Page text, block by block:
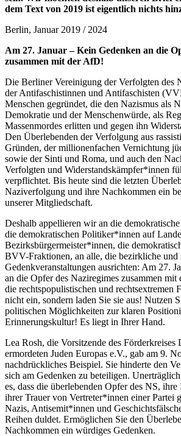
dem Text von 2019 ist eigentlich nichts
Berlin, Januar 2019 / 2024
Am 27. Januar – Kein Gedenken an die
zusammen mit der AfD!
Die Berliner Vereinigung der Verfolgten des
der Antifaschistinnen und Antifaschisten
Menschen gegründet, die den Nazismus als
Demokratie und der Menschenwürde, als
Massenmordes erlitten und gegen ihn
Den Überlebenden der Verfolgung aus
Gründen, der millionenfachen Vernichtung
sowie der Sinti und Roma, und auch den
Verfolgten und Widerstandskämpfer*innen
verpflichtet. Bis heute sind die letzten
Naziverfolgung und ihre Nachkommen ein
unserer Mitgliedschaft.
Deshalb appellieren wir an die
die demokratischen Politiker*innen auf
Bezirksbürgermeister*innen, die
BVV-Fraktionen, an alle, die bezirkliche und
Gedenkveranstaltungen ausrichten: Am 27.
an die Opfer des Naziregimes zusammen
die rechtspopulistischen und rechtsextremen
nicht ein, sondern laden Sie sie aus! Nutzen
politischen Möglichkeiten zur klaren
Erinnerungskultur! Es liegt in Ihrer Hand.
Lea Rosh, die Vorsitzende des Förderkreises
ermordeten Juden Europas e.V., gab am 9.
nachdrückliches Beispiel. Sie hinderte den
sich am Gedenken zu beteiligen.
es, dass die überlebenden Opfer des NS,
ihrer Trauer von Vertreter*innen einer Partei
Nazis, Antisemit*innen und
Reihen duldet. Ermöglichen Sie den
Nachkommen ein würdiges Gedenken.